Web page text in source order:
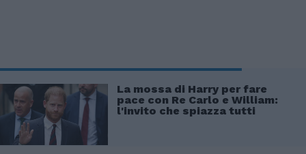
La mossa di Harry per fare
pace con Re Carlo e William:
l'invito che spiazza tutti